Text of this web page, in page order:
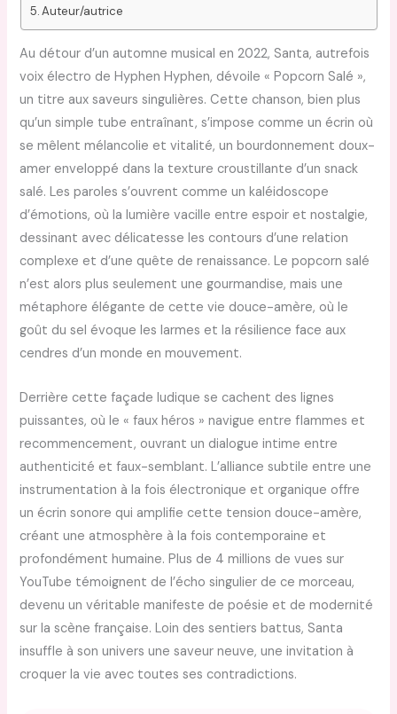
Auteur/autrice
Au détour d’un automne musical en 2022, Santa, autrefois
voix électro de Hyphen Hyphen, dévoile « Popcorn Salé »,
un titre aux saveurs singulières. Cette chanson, bien plus
qu’un simple tube entraînant, s’impose comme un écrin où
se mêlent mélancolie et vitalité, un bourdonnement doux-
amer enveloppé dans la texture croustillante d’un snack
salé. Les paroles s’ouvrent comme un kaléidoscope
d’émotions, où la lumière vacille entre espoir et nostalgie,
dessinant avec délicatesse les contours d’une relation
complexe et d’une quête de renaissance. Le popcorn salé
n’est alors plus seulement une gourmandise, mais une
métaphore élégante de cette vie douce-amère, où le
goût du sel évoque les larmes et la résilience face aux
cendres d’un monde en mouvement.
Derrière cette façade ludique se cachent des lignes
puissantes, où le « faux héros » navigue entre flammes et
recommencement, ouvrant un dialogue intime entre
authenticité et faux-semblant. L’alliance subtile entre une
instrumentation à la fois électronique et organique offre
un écrin sonore qui amplifie cette tension douce-amère,
créant une atmosphère à la fois contemporaine et
profondément humaine. Plus de 4 millions de vues sur
YouTube témoignent de l’écho singulier de ce morceau,
devenu un véritable manifeste de poésie et de modernité
sur la scène française. Loin des sentiers battus, Santa
insuffle à son univers une saveur neuve, une invitation à
croquer la vie avec toutes ses contradictions.